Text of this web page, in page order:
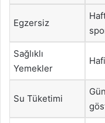
Egzersiz
Sağlıklı
Yemekler
Su Tüketimi